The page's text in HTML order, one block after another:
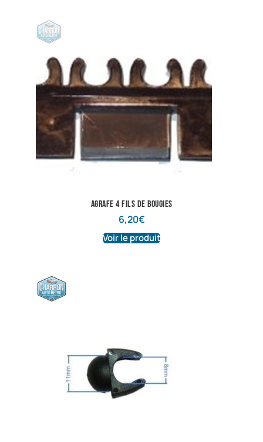
Agrafe 4 fils de bougies
6,20€
Voir le produit